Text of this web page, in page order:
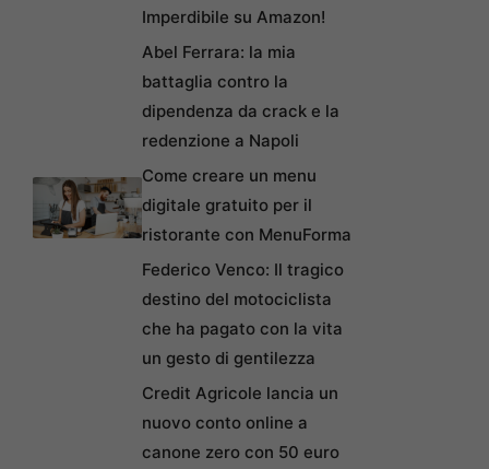
Imperdibile su Amazon!
Abel Ferrara: la mia
battaglia contro la
dipendenza da crack e la
redenzione a Napoli
Come creare un menu
digitale gratuito per il
ristorante con MenuForma
Federico Venco: Il tragico
destino del motociclista
che ha pagato con la vita
un gesto di gentilezza
Credit Agricole lancia un
nuovo conto online a
canone zero con 50 euro